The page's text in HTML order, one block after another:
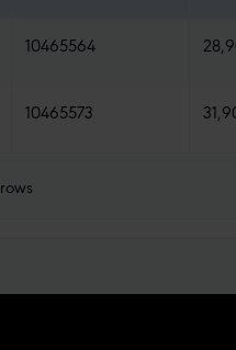
10465564
10465573
rows